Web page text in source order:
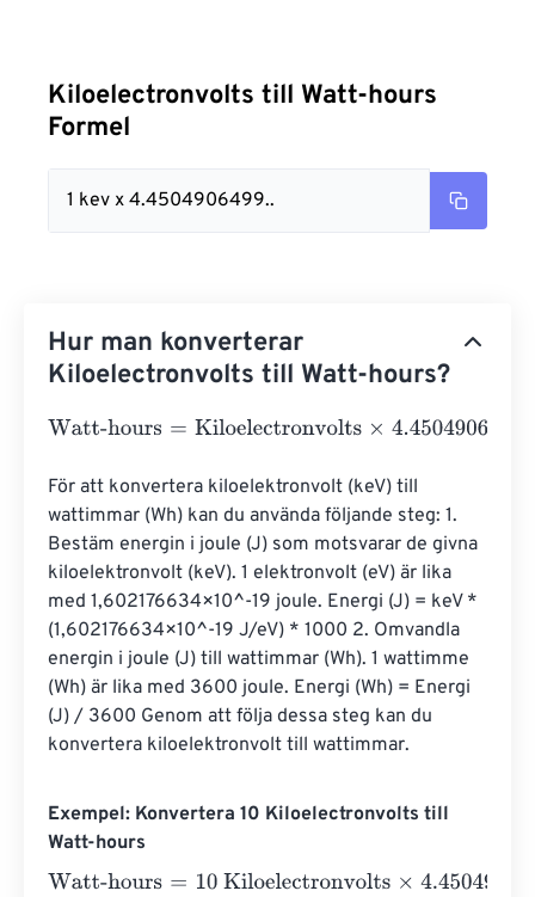
Kiloelectronvolts till Watt-hours
Formel
1 kev x 4.4504906499..
Hur man konverterar
Kiloelectronvolts till Watt-hours?
Watt-hours=Kiloelectronvolts×4.4504906499998e
För att konvertera kiloelektronvolt (keV) till
wattimmar (Wh) kan du använda följande steg: 1.
Bestäm energin i joule (J) som motsvarar de givna
kiloelektronvolt (keV). 1 elektronvolt (eV) är lika
med 1,602176634×10^-19 joule. Energi (J) = keV *
(1,602176634×10^-19 J/eV) * 1000 2. Omvandla
energin i joule (J) till wattimmar (Wh). 1 wattimme
(Wh) är lika med 3600 joule. Energi (Wh) = Energi
(J) / 3600 Genom att följa dessa steg kan du
konvertera kiloelektronvolt till wattimmar.
Exempel: Konvertera 10 Kiloelectronvolts till
Watt-hours
Watt-hours=10 Kiloelectronvolts×4.4504906499998